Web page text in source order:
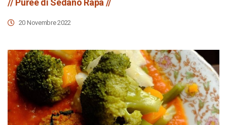
// Puree di Sedano Rapa //
20 Novembre 2022